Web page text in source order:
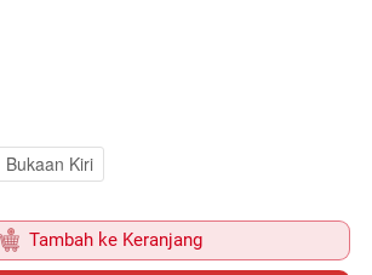
Bukaan Kiri
` Tambah ke Keranjang